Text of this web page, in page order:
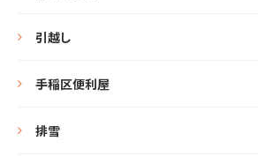
引越し
手稲区便利屋
排雪